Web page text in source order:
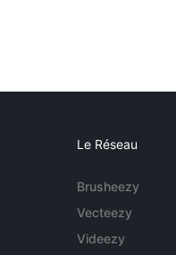
Le Réseau
Brusheezy
Vecteezy
Videezy